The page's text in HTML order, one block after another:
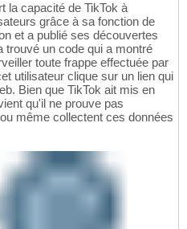
la capacité de TikTok à
grâce à sa fonction de
et a publié ses découvertes
trouvé un code qui a montré
toute frappe effectuée par
utilisateur clique sur un lien qui
Bien que TikTok ait mis en
qu'il ne prouve pas
même collectent ces données